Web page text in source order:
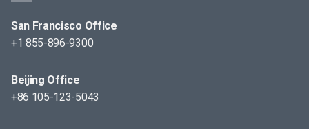
San Francisco Office
+1 855-896-9300
Beijing Office
+86 105-123-5043